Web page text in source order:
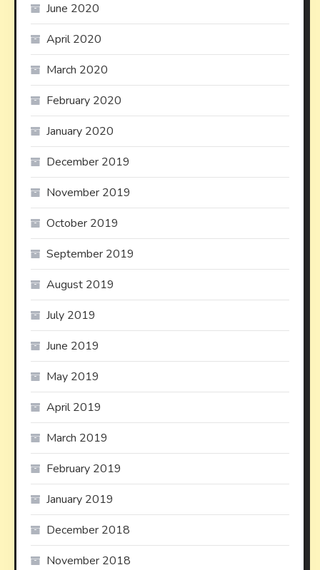
June 2020
April 2020
March 2020
February 2020
January 2020
December 2019
November 2019
October 2019
September 2019
August 2019
July 2019
June 2019
May 2019
April 2019
March 2019
February 2019
January 2019
December 2018
November 2018